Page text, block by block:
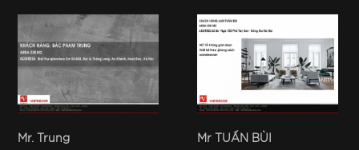
Mr. Trung Mr TUẤN BÙI